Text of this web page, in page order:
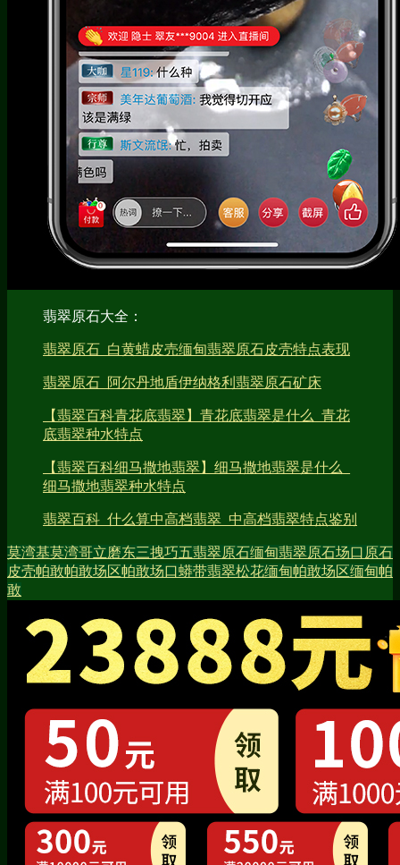
翡翠原石大全：
翡翠原石_白黄蜡皮売缅甸翡翠原石皮壳特点表现
翡翠原石_阿尔丹地盾伊纳格利翡翠原石矿床
【翡翠百科青花底翡翠】青花底翡翠是什么_青花
底翡翠种水特点
【翡翠百科细马撒地翡翠】细马撒地翡翠是什么_
细马撒地翡翠种水特点
翡翠百科_什么算中高档翡翠_中高档翡翠特点鉴别
莫湾基莫湾哥立磨东三拽巧五翡翠原石缅甸翡翠原石场口 原石
皮壳帕敢帕敢场区帕敢场口蟒带翡翠松花缅甸帕敢场区缅甸帕
敢